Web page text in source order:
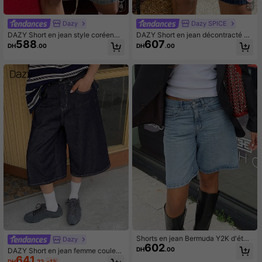
6
Dazy
DAZY Short en jean style coréen
d'été pour femmes
DH588.00
Dazy
DAZY Short en jean femme couleur
unie jambe droite longueur genou d
20
Dazy SPICE
DAZY Short en jean décontracté a
mple et confortable pour femme, no
uvel été
DH607.00
Shorts en jean Bermuda Y2K d'été
pour femmes, style streetwear cool,
délavés, taille mi-haute, coupe amp
DH602.00